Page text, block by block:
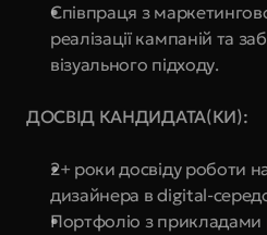
Співпраця з
реалізації кампаній та
візуального підходу.
ДОСВІД КАНДИДАТА(КИ):
2+ роки досвіду роботи
дизайнера в digital-
Портфоліо з прикладами